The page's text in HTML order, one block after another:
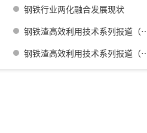
钢铁行业两化融合发展现状
钢铁渣高效利用技术系列报道（三） 名古屋厂铁水预处理炉渣肥料化的开发
钢铁渣高效利用技术系列报道（四） 广畑厂灰石材生产利用技术的开发